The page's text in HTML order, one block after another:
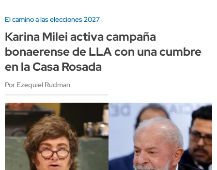
El camino a las elecciones 2027
Karina Milei activa campaña
bonaerense de LLA con una cumbre
en la Casa Rosada
Por Ezequiel Rudman